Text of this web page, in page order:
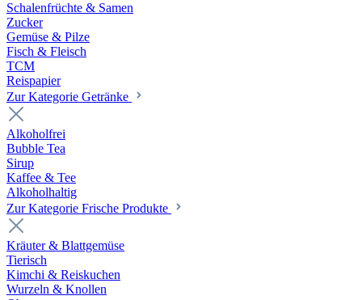
Schalenfrüchte & Samen
Zucker
Gemüse & Pilze
Fisch & Fleisch
TCM
Reispapier
Zur Kategorie Getränke
Alkoholfrei
Bubble Tea
Sirup
Kaffee & Tee
Alkoholhaltig
Zur Kategorie Frische Produkte
Kräuter & Blattgemüse
Tierisch
Kimchi & Reiskuchen
Wurzeln & Knollen